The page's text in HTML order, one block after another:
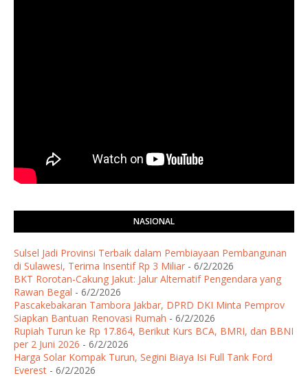
NASIONAL
Sulsel Jadi Provinsi Terbaik dalam Pembiayaan Pembangunan
di Sulawesi, Terima Insentif Rp 3 Miliar - 6/2/2026
BKT Rorotan-Cakung Jakut: Jalur Alternatif Pengendara yang
Rawan Begal - 6/2/2026
Pascakebakaran Tambora Jakbar, DPRD DKI Minta Pemprov
Siapkan Bantuan Renovasi Rumah - 6/2/2026
Rupiah Turun ke Rp 17.864, Berikut Kurs BCA, BMRI, dan BBNI
per 2 Juni 2026 - 6/2/2026
Harga Solar Kompak Turun, Segini Biaya Isi Full Tank Ford
Everest - 6/2/2026